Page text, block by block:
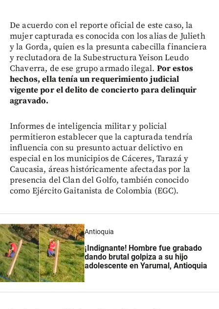
De acuerdo con el reporte oficial de este caso, la
mujer capturada es conocida con los alias de Julieth
y la Gorda, quien es la presunta cabecilla financiera
y reclutadora de la Subestructura Yeison Leudo
Chaverra, de ese grupo armado ilegal. Por estos
hechos, ella tenía un requerimiento judicial
vigente por el delito de concierto para delinquir
agravado.
Informes de inteligencia militar y policial
permitieron establecer que la capturada tendría
influencia con su presunto actuar delictivo en
especial en los municipios de Cáceres, Tarazá y
Caucasia, áreas históricamente afectadas por la
presencia del Clan del Golfo, también conocido
como Ejército Gaitanista de Colombia (EGC).
Antioquia
¡Indignante! Hombre fue grabado
dando brutal golpiza a su hijo
adolescente en Yarumal, Antioquia